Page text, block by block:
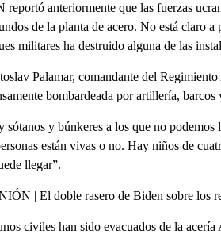
reportó anteriormente que las fuerzas
de la planta de acero. No está claro
militares ha destruido alguna de las
Palamar, comandante del
bombardeada por artillería, barcos
sótanos y búnkeres a los que no
están vivas o no. Hay niños de
llegar”.
| El doble rasero de Biden sobre los
civiles han sido evacuados de la